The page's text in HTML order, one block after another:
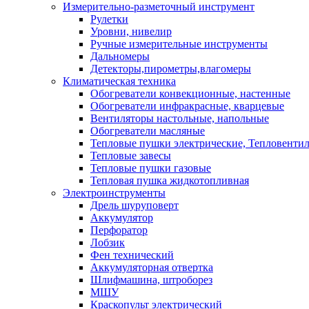
Измерительно-разметочный инструмент
Рулетки
Уровни, нивелир
Ручные измерительные инструменты
Дальномеры
Детекторы,пирометры,влагомеры
Климатическая техника
Обогреватели конвекционные, настенные
Обогреватели инфракрасные, кварцевые
Вентиляторы настольные, напольные
Обогреватели масляные
Тепловые пушки электрические,
Тепловые завесы
Тепловые пушки газовые
Тепловая пушка жидкотопливная
Электроинструменты
Дрель шуруповерт
Аккумулятор
Перфоратор
Лобзик
Фен технический
Аккумуляторная отвертка
Шлифмашина, штроборез
МШУ
Краскопульт электрический